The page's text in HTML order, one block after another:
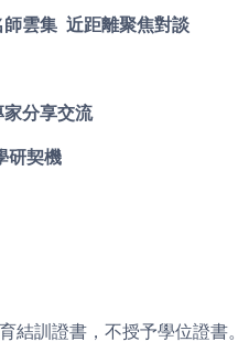
師雲集 近距離聚焦對談
家分享交流
研契機
結訓證書，不授予學位證書。